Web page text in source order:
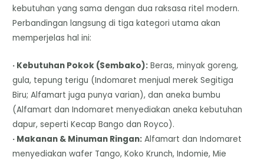
kebutuhan yang sama dengan dua raksasa ritel modern.
Perbandingan langsung di tiga kategori utama akan
memperjelas hal ini:
· Kebutuhan Pokok (Sembako): Beras, minyak goreng,
gula, tepung terigu (Indomaret menjual merek Segitiga
Biru; Alfamart juga punya varian), dan aneka bumbu
(Alfamart dan Indomaret menyediakan aneka kebutuhan
dapur, seperti Kecap Bango dan Royco).
· Makanan & Minuman Ringan: Alfamart dan Indomaret
menyediakan wafer Tango, Koko Krunch, Indomie, Mie